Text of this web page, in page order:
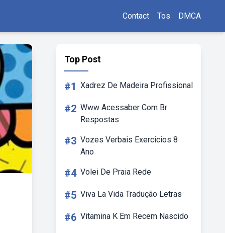
Contact Tos DMCA
Top Post
#1 Xadrez De Madeira Profissional
#2 Www Acessaber Com Br
Respostas
#3 Vozes Verbais Exercicios 8
Ano
#4 Volei De Praia Rede
#5 Viva La Vida Tradução Letras
#6 Vitamina K Em Recem Nascido